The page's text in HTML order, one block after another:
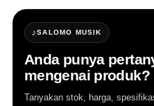
♪SALOMO MUSIK
Anda punya
mengenai produk?
Tanyakan stok, harga,